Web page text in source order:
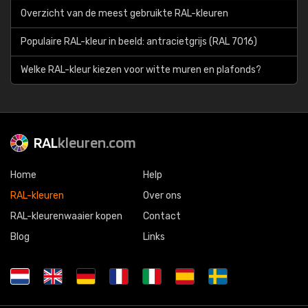
Overzicht van de meest gebruikte RAL-kleuren
Populaire RAL-kleur in beeld: antracietgrijs (RAL 7016)
Welke RAL-kleur kiezen voor witte muren en plafonds?
RALkleuren.com
Home
RAL-kleuren
RAL-kleurenwaaier kopen
Blog
Help
Over ons
Contact
Links